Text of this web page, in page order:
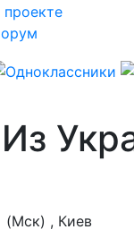
(Мск) , Киев